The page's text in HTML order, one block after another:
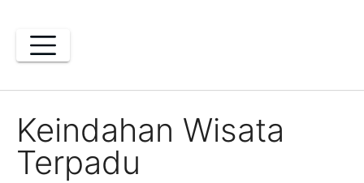
content
Keindahan Wisata
Terpadu